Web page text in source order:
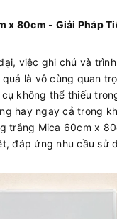
x 80cm - Giải Pháp
việc ghi chú và
là vô cùng quan
không thể thiếu
hay ngay cả trong
trắng Mica 60cm x
đáp ứng nhu cầu sử